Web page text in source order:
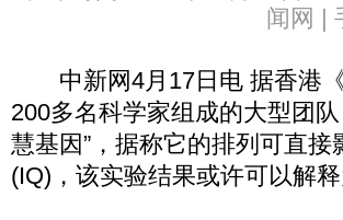
闻网 |
中新网4月17日电 据香港《
200多名科学家组成的大型团
慧基因”，据称它的排列可直
(IQ)，该实验结果或许可以解